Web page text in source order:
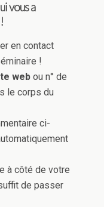
vous a
en contact
!
web ou n° de
le corps du
ci-
à côté de votre
de passer